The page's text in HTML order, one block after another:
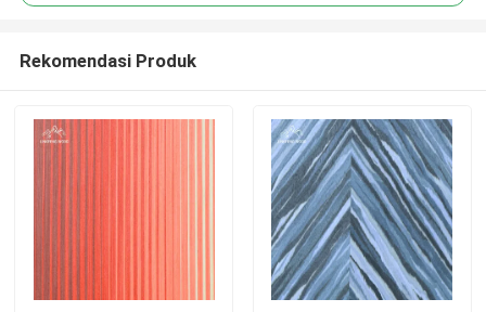
Rekomendasi Produk